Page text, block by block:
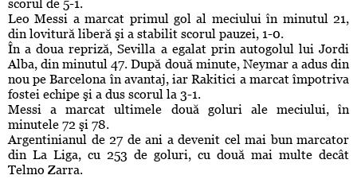
scorul de 5-1.
Leo Messi a marcat primul gol al meciului în minutul 21,
din lovitură liberă şi a stabilit scorul pauzei, 1-0.
În a doua repriză, Sevilla a egalat prin autogolul lui Jordi
Alba, din minutul 47. După două minute, Neymar a adus din
nou pe Barcelona în avantaj, iar Rakitici a marcat împotriva
fostei echipe şi a dus scorul la 3-1.
Messi a marcat ultimele două goluri ale meciului, în
minutele 72 şi 78.
Argentinianul de 27 de ani a devenit cel mai bun marcator
din La Liga, cu 253 de goluri, cu două mai multe decât
Telmo Zarra.